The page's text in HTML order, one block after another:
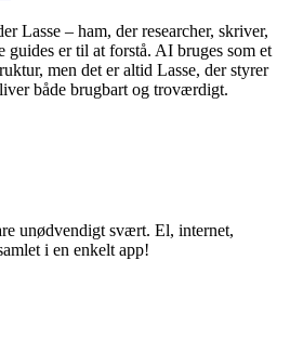
Lasse – ham, der researcher, skriver,
guides er til at forstå. AI bruges som et
men det er altid Lasse, der styrer
både brugbart og troværdigt.
unødvendigt svært. El, internet,
i en enkelt app!